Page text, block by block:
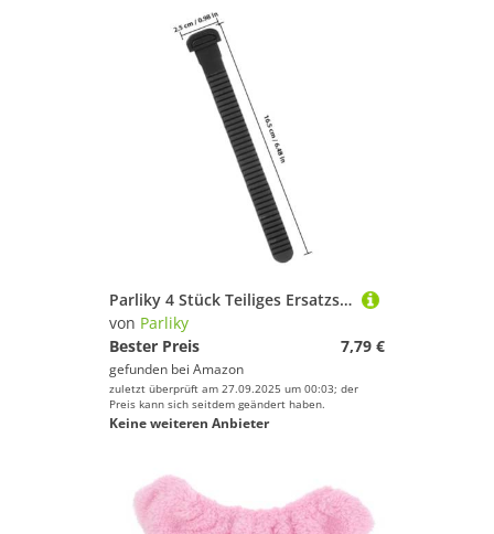
Parliky 4 Stück Teiliges Ersatzset Verstellbare mit Stabilem Material Langlebige Skateschnallen für Inlineskates und Schlittschuhe Geeignet
von Parliky
Bester Preis
7,79 €
gefunden bei Amazon
zuletzt überprüft am 27.09.2025 um 00:03; der
Preis kann sich seitdem geändert haben.
Keine weiteren Anbieter